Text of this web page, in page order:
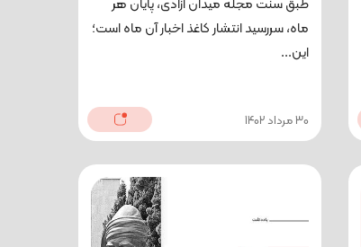
طبق سنت مجله میدان آزادی، پایان هر
ماه، سررسید انتشار کاغذ اخبار آن ماه است؛
این...
30 مرداد 1402